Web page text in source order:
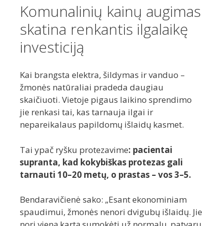
Komunalinių kainų augimas
skatina renkantis ilgalaikę
investiciją
Kai brangsta elektra, šildymas ir vanduo –
žmonės natūraliai pradeda daugiau
skaičiuoti. Vietoje pigaus laikino sprendimo
jie renkasi tai, kas tarnauja ilgai ir
nepareikalaus papildomų išlaidų kasmet.
Tai ypač ryšku protezavime: pacientai
supranta, kad kokybiškas protezas gali
tarnauti 10–20 metų, o prastas – vos 3–5.
Bendaravičienė sako: „Esant ekonominiam
spaudimui, žmonės nenori dvigubų išlaidų. Jie